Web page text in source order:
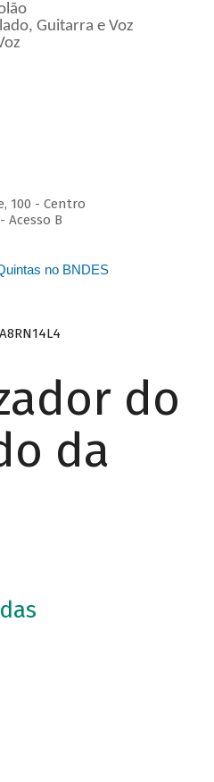
Guitarra e Voz
100 - Centro
Acesso B
no BNDES
do
da